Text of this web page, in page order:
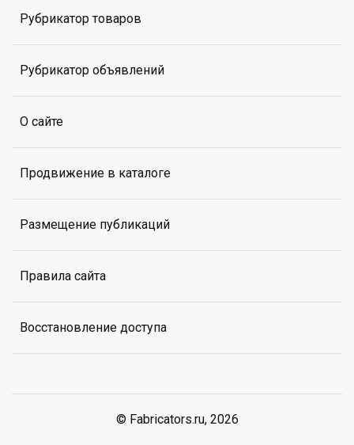
Рубрикатор товаров
Рубрикатор объявлений
О сайте
Продвижение в каталоге
Размещение публикаций
Правила сайта
Восстановление доступа
© Fabricators.ru, 2026